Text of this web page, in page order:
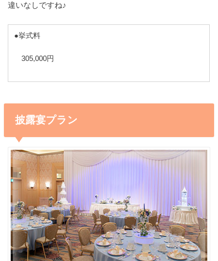
違いなしですね♪
●挙式料
305,000円
披露宴プラン